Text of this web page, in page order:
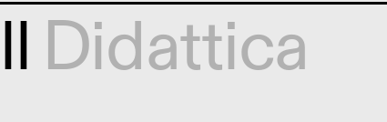
Didattica